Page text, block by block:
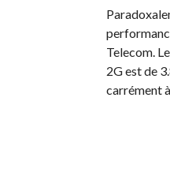
Telecom.
2G est de
carrément